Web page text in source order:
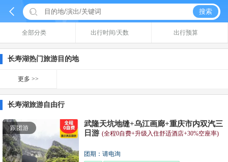
  搜索
全部分类 出行时间/天数 出行预算
长寿湖热门旅游目的地
更多 >>
长寿湖旅游自由行
跟团游
武隆天坑地缝+乌江画廊+重庆市内双汽三
日游 (全程0自费+升级入住舒适酒店+30%空座率)
团期：请电询